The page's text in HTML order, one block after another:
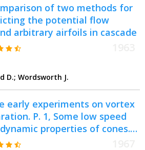
of two methods for
the potential flow
arbitrary airfoils in cascade
D.; Wordsworth J.
early experiments on vortex
P. 1, Some low speed
properties of cones.
low speed experiments with